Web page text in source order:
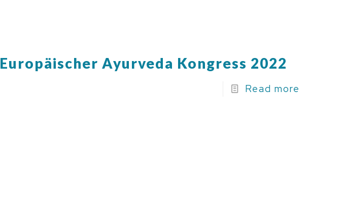
Europäischer Ayurveda Kongress 2022
Read more